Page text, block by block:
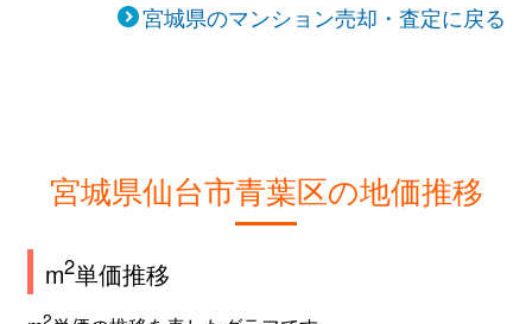
花壇
1,400万円
大町西公園
花壇
宮城県のマンション売却・査定に戻る
宮城県仙台市青葉区の地価推移
m2単価推移
2